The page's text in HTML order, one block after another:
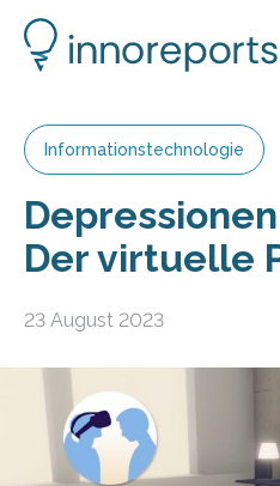
Informationstechnologie
Der virtuelle
23 August 2023